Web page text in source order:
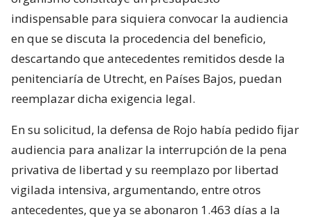
indispensable para siquiera convocar la audiencia
en que se discuta la procedencia del beneficio,
descartando que antecedentes remitidos desde la
penitenciaría de Utrecht, en Países Bajos, puedan
reemplazar dicha exigencia legal.
En su solicitud, la defensa de Rojo había pedido fijar
audiencia para analizar la interrupción de la pena
privativa de libertad y su reemplazo por libertad
vigilada intensiva, argumentando, entre otros
antecedentes, que ya se abonaron 1.463 días a la